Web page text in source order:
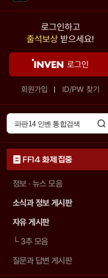
로그인하고
출석보상 받으세요!
로그인
회원가입 ID/PW 찾기
FF14 화제 집중
정보 · 뉴스 모음
소식과 정보 게시판
자유 게시판
└3추 모음
질문과 답변 게시판